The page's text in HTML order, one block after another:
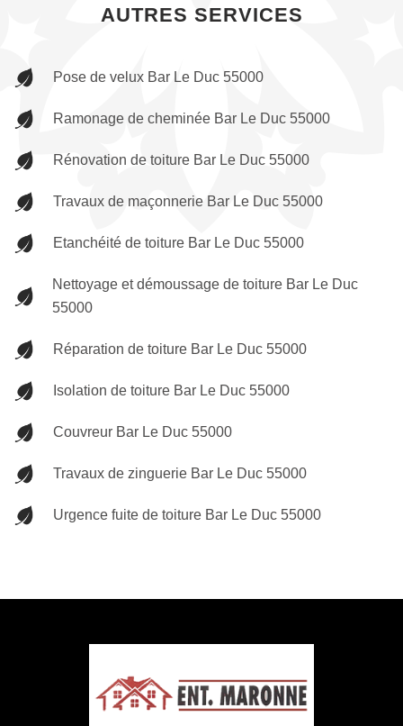
AUTRES SERVICES
Pose de velux Bar Le Duc 55000
Ramonage de cheminée Bar Le Duc 55000
Rénovation de toiture Bar Le Duc 55000
Travaux de maçonnerie Bar Le Duc 55000
Etanchéité de toiture Bar Le Duc 55000
Nettoyage et démoussage de toiture Bar Le Duc
55000
Réparation de toiture Bar Le Duc 55000
Isolation de toiture Bar Le Duc 55000
Couvreur Bar Le Duc 55000
Travaux de zinguerie Bar Le Duc 55000
Urgence fuite de toiture Bar Le Duc 55000